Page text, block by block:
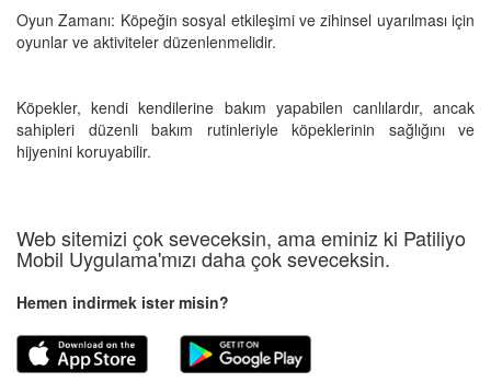
Oyun Zamanı: Köpeğin sosyal etkileşimi ve zihinsel uyarılması için
oyunlar ve aktiviteler düzenlenmelidir.
Köpekler, kendi kendilerine bakım yapabilen canlılardır, ancak
sahipleri düzenli bakım rutinleriyle köpeklerinin sağlığını ve
hijyenini koruyabilir.
Web sitemizi çok seveceksin, ama eminiz ki Patiliyo
Mobil Uygulama'mızı daha çok seveceksin.
Hemen indirmek ister misin?